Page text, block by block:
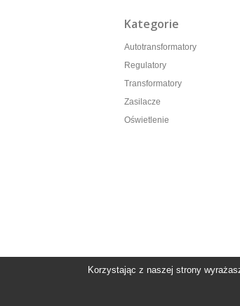
Kategorie
Autotransformatory
Regulatory
Transformatory
Zasilacze
Oświetlenie
Korzystając z naszej strony